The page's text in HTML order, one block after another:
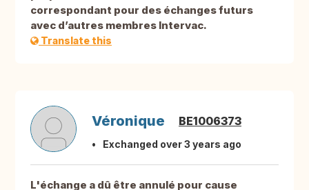
correspondant pour des échanges futurs
avec d’autres membres Intervac.
Translate this
Véronique BE1006373
Exchanged over 3 years ago
L'échange a dû être annulé pour cause